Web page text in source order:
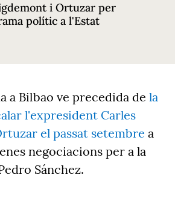
i Ortuzar per
polític a l'Estat
a Bilbao ve precedida de la
l'expresident Carles
el passat setembre a
negociacions per a la
Sánchez.